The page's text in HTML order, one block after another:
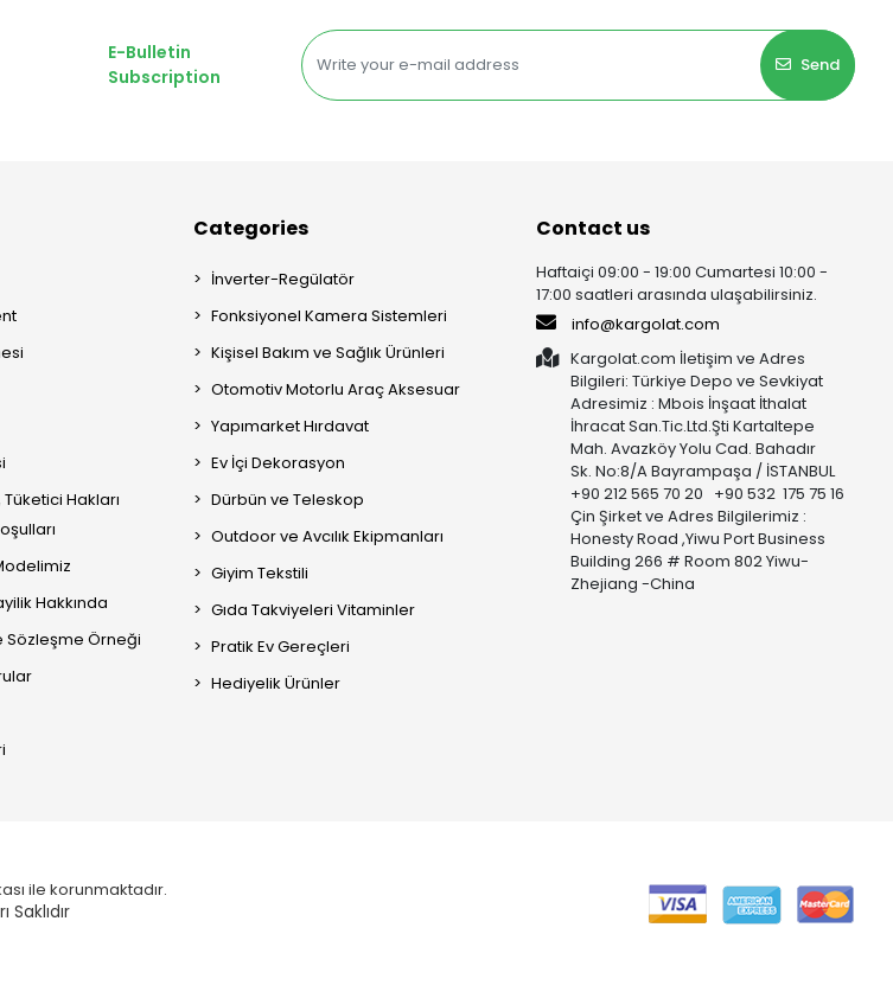
E-Bulletin
Subscription
Send
Hakları
Hakkında
Sözleşme Örneği
Categories
İnverter-Regülatör
Fonksiyonel Kamera Sistemleri
Kişisel Bakım ve Sağlık Ürünleri
Otomotiv Motorlu Araç Aksesuar
Yapımarket Hırdavat
Ev İçi Dekorasyon
Dürbün ve Teleskop
Outdoor ve Avcılık Ekipmanları
Giyim Tekstili
Gıda Takviyeleri Vitaminler
Pratik Ev Gereçleri
Hediyelik Ürünler
Contact us
Haftaiçi 09:00 - 19:00 Cumartesi 10:00 -
17:00 saatleri arasında ulaşabilirsiniz.
info@kargolat.com
Kargolat.com İletişim ve Adres
Bilgileri: Türkiye Depo ve Sevkiyat
Adresimiz : Mbois İnşaat İthalat
İhracat San.Tic.Ltd.Şti Kartaltepe
Mah. Avazköy Yolu Cad. Bahadır
Sk. No:8/A Bayrampaşa / İSTANBUL
+90 212 565 70 20 +90 532 175 75 16
Çin Şirket ve Adres Bilgilerimiz :
Honesty Road ,Yiwu Port Business
Building 266 # Room 802 Yiwu-
Zhejiang -China
ile korunmaktadır.
Saklıdır